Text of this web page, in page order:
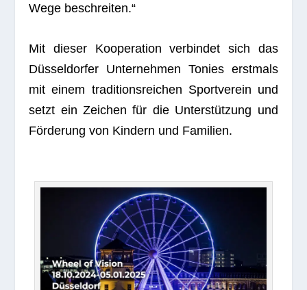
Wege beschreiten.“
Mit die­ser Koope­ra­tion ver­bin­det sich das
Düs­sel­dor­fer Unter­neh­men Tonies erst­mals
mit einem tra­di­ti­ons­rei­chen Sport­ver­ein und
setzt ein Zei­chen für die Unter­stüt­zung und
För­de­rung von Kin­dern und Familien.